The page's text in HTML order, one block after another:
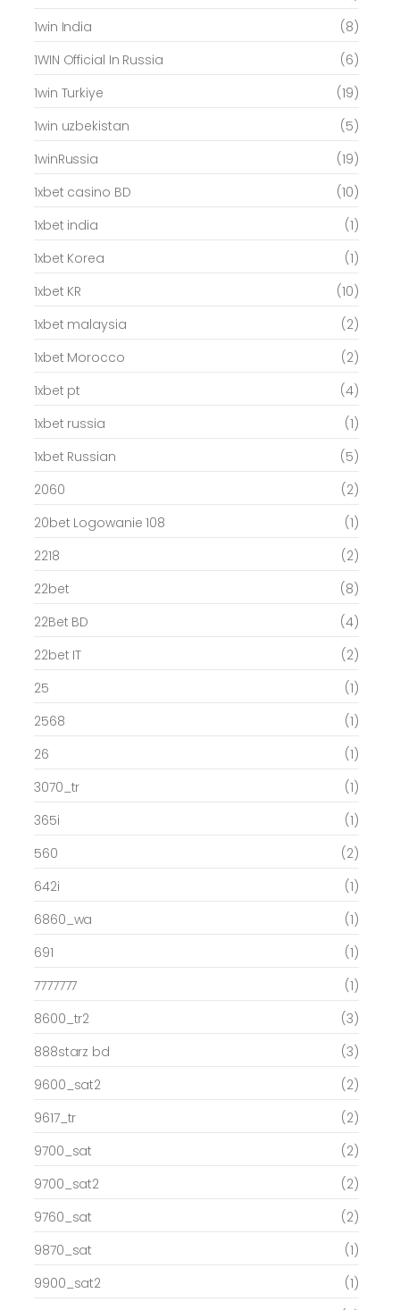
1win India
(8)
1WIN Official In Russia
(6)
1win Turkiye
(19)
1win uzbekistan
(5)
1winRussia
(19)
1xbet casino BD
(10)
1xbet india
(1)
1xbet Korea
(1)
1xbet KR
(10)
1xbet malaysia
(2)
1xbet Morocco
(2)
1xbet pt
(4)
1xbet russia
(1)
1xbet Russian
(5)
2060
(2)
20bet Logowanie 108
(1)
2218
(2)
22bet
(8)
22Bet BD
(4)
22bet IT
(2)
25
(1)
2568
(1)
26
(1)
3070_tr
(1)
365i
(1)
560
(2)
642i
(1)
6860_wa
(1)
691
(1)
7777777
(1)
8600_tr2
(3)
888starz bd
(3)
9600_sat2
(2)
9617_tr
(2)
9700_sat
(2)
9700_sat2
(2)
9760_sat
(2)
9870_sat
(1)
9900_sat2
(1)